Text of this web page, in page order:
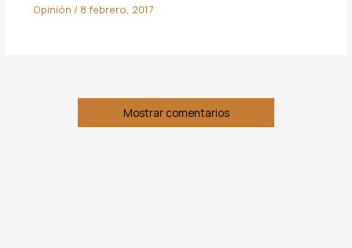
Opinión / 8 febrero, 2017
Mostrar comentarios